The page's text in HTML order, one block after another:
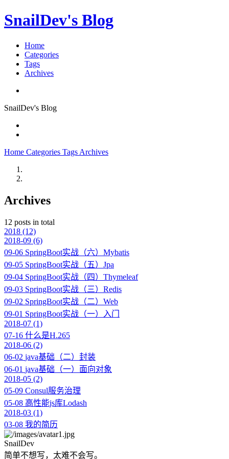
SnailDev's Blog
Home
Categories
Tags
Archives
SnailDev's Blog
Home Categories Tags Archives
Archives
12 posts in total
2018 (12)
2018-09 (6)
09-06 SpringBoot实战（六）Mybatis
09-05 SpringBoot实战（五）Jpa
09-04 SpringBoot实战（四）Thymeleaf
09-03 SpringBoot实战（三）Redis
09-02 SpringBoot实战（二）Web
09-01 SpringBoot实战（一）入门
2018-07 (1)
07-16 什么是H.265
2018-06 (2)
06-02 java基础（二）封装
06-01 java基础（一）面向对象
2018-05 (2)
05-09 Consul服务治理
05-08 高性能js库Lodash
2018-03 (1)
03-08 我的简历
SnailDev
简单不想写，太难不会写。